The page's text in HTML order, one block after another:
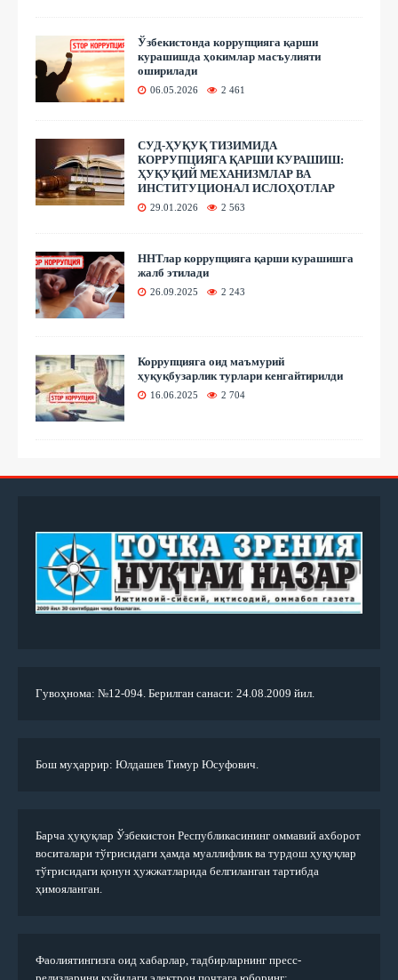
Ўзбекистонда коррупцияга қарши
курашишда ҳокимлар масъулияти
оширилади
06.05.2026 2 461
СУД-ҲУҚУҚ ТИЗИМИДА
КОРРУПЦИЯГА ҚАРШИ КУРАШИШ:
ҲУҚУҚИЙ МЕХАНИЗМЛАР ВА
ИНСТИТУЦИОНАЛ ИСЛОҲОТЛАР
29.01.2026 2 563
ННТлар коррупцияга қарши курашишга
жалб этилади
26.09.2025 2 243
Коррупцияга оид маъмурий
ҳуқуқбузарлик турлари кенгайтирилди
16.06.2025 2 704
Гувоҳнома: №12-094. Берилган санаси: 24.08.2009 йил.
Бош муҳаррир: Юлдашев Тимур Юсуфович.
Барча ҳуқуқлар Ўзбекистон Республикасининг оммавий ахборот
воситалари тўғрисидаги ҳамда муаллифлик ва турдош ҳуқуқлар
тўғрисидаги қонун ҳужжатларида белгиланган тартибда
ҳимояланган.
Фаолиятингизга оид хабарлар, тадбирларнинг пресс-